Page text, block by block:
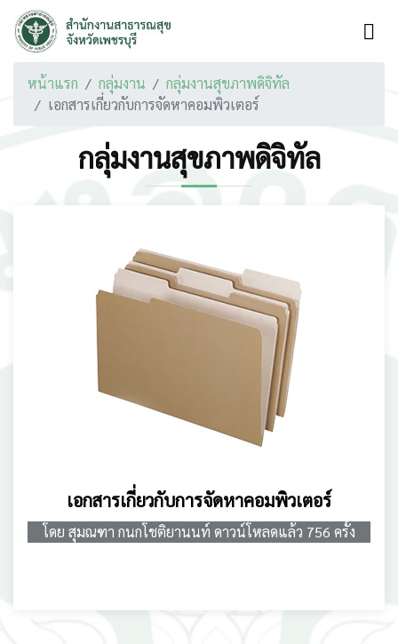
หน้าแรก กลุ่มงาน
กลุ่มงานสุขภาพดิจิทัล
เอกสารเกี่ยวกับการจัดหาคอมพิวเตอร์
กลุ่มงานสุขภาพดิจิทัล
เอกสารเกี่ยวกับการจัดหาคอมพิวเตอร์
โดย สุมณฑา กนกโชติยานนท์ ดาวน์โหลดแล้ว 756 ครั้ง